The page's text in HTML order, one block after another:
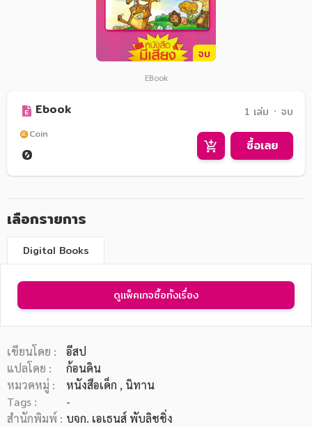
จบ
EBook
Ebook 1 เล่ม ᛫ จบ
Coin
0 ซื้อเลย
เลือกรายการ
Digital Books
ดูแพ็คเกจซื้อทั้งเรื่อง
เขียนโดย :
อีสป
แปลโดย :
ก้อนดิน
หมวดหมู่ :
หนังสือเด็ก , นิทาน
Tags :
-
สำนักพิมพ์ : บจก. เอเธนส์ พับลิชชิ่ง